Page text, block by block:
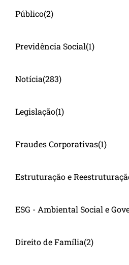
Público(2)
Previdência Social(1)
Notícia(283)
Legislação(1)
Fraudes Corporativas(1)
Estruturação e
ESG - Ambiental Social e
Direito de Família(2)